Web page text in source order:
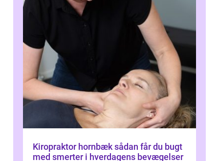
Kiropraktor hornbæk sådan får du bugt
med smerter i hverdagens bevægelser